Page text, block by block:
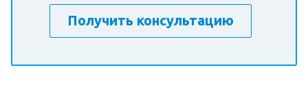
Получить консультацию